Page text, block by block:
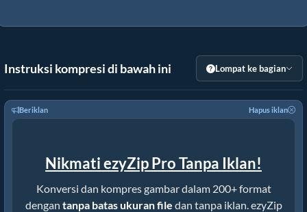
Instruksi kompresi di bawah ini Lompat ke bagian
Beriklan Hapus iklan
Nikmati ezyZip Pro Tanpa Iklan!
Konversi dan kompres gambar dalam 200+ format
dengan tanpa batas ukuran file dan tanpa iklan. ezyZip